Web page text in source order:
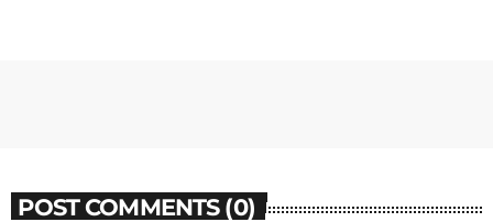
POST COMMENTS (0)